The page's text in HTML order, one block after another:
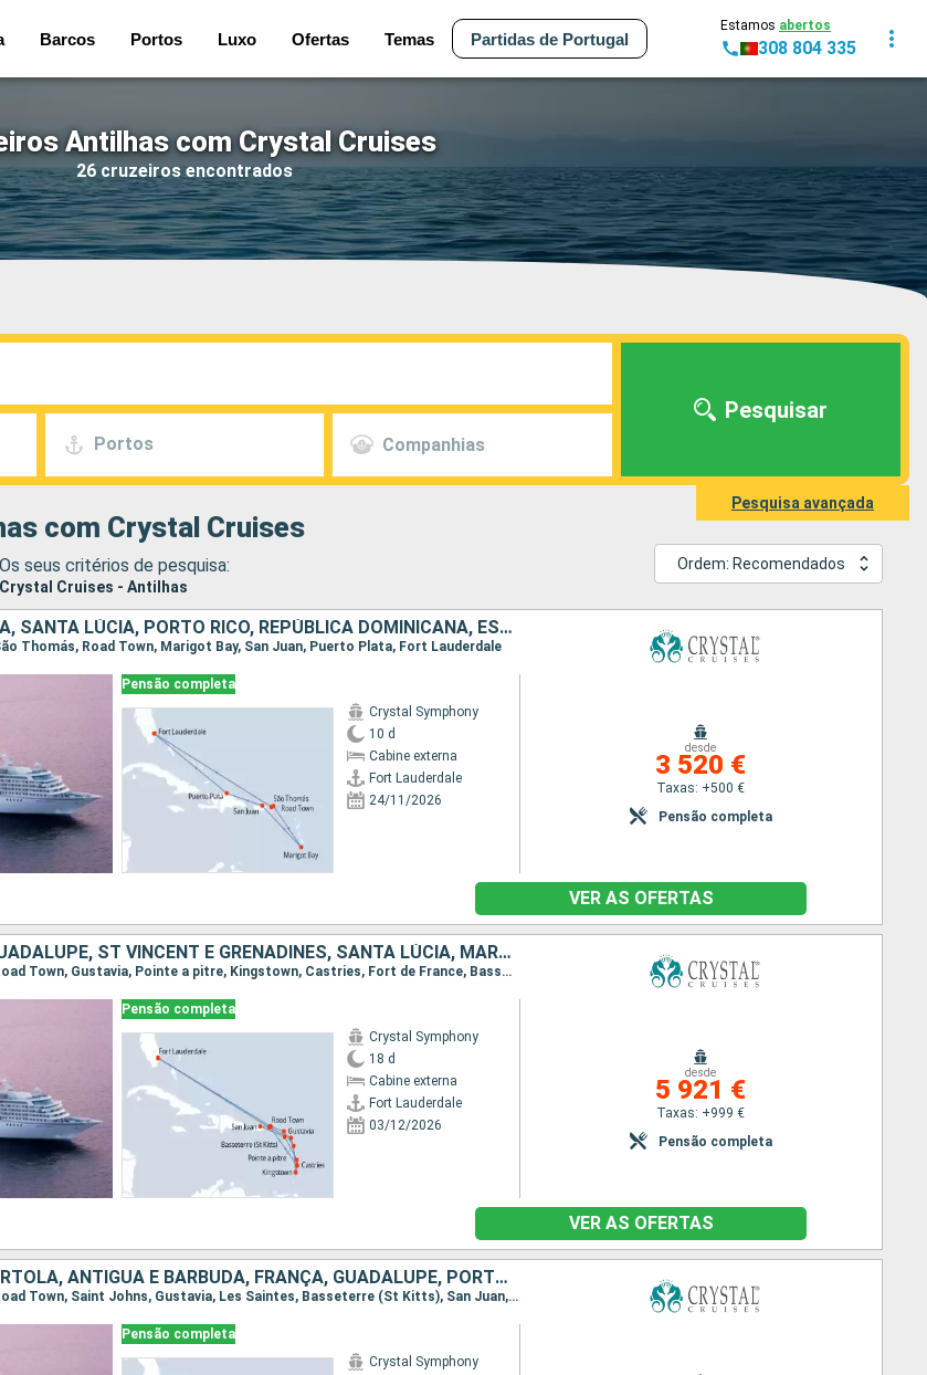
Barcos Portos Luxo Ofertas Temas Partidas de Portugal
Estamos abertos
308 804 335
Antilhas com Crystal Cruises
26 cruzeiros encontrados
Portos Companhias
Pesquisar
Pesquisa avançada
com Crystal Cruises
Os seus critérios de pesquisa:
Crystal Cruises - Antilhas
Ordem: Recomendados
SÃO TOMÁS, TORTOLA, SANTA LÚCIA, PORTO RICO, REPÚBLICA DOMINICANA, ESTADOS UNIDOS
Thomás, Road Town, Marigot Bay, San Juan, Puerto Plata, Fort Lauderdale
Pensão completa
Crystal Symphony
10 d
Cabine externa
Fort Lauderdale
24/11/2026
desde
3 520 €
Taxas: +500 €
Pensão completa
VER AS OFERTAS
TORTOLA, FRANÇA, GUADALUPE, ST VINCENT E GRENADINES, SANTA LÚCIA, MARTINICA, PORTO RICO, JOST VAN DYKE, ANTÍGUA E BARBUDA, SÃO TOMÁS, ESTADOS UNIDOS
Itinerário : Fort Lauderdale, Road Town, Gustavia, Pointe a pitre, Kingstown, Castries, Fort de France, Basseterre (St Kitts), San Juan, Jost Van Dyke, Marigot Bay, Saint Johns, São Thomás, Fort Lauderdale
Pensão completa
Crystal Symphony
18 d
Cabine externa
Fort Lauderdale
03/12/2026
desde
5 921 €
Taxas: +999 €
Pensão completa
VER AS OFERTAS
ESTADOS UNIDOS, TORTOLA, ANTÍGUA E BARBUDA, FRANÇA, GUADALUPE, PORTO RICO, REPÚBLICA DOMINICANA, JAMAICA, CAIMÃO (ILHAS)
Itinerário : Fort Lauderdale, Road Town, Saint Johns, Gustavia, Les Saintes, Basseterre (St Kitts), San Juan, Punta Cana, Santo Domingo, Porto Antonio, Montego Bay, Grande Caiman, Fort Lauderdale
Pensão completa
Crystal Symphony